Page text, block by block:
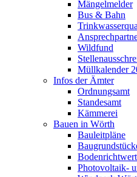
Mängelmelder
Bus & Bahn
Wildfund
Müllkalender
Infos der Ämter
Ordnungsamt
Standesamt
Kämmerei
Bauen in Wörth
Bauleitpläne
Photovoltaik-